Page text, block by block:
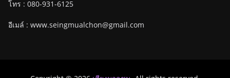
โทร : 080-931-6125
อีเมล์ : www.seingmualchon@gmail.com